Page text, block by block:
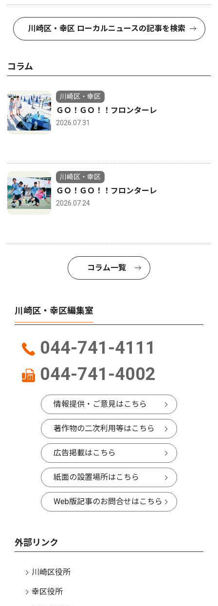
川崎区・幸区 ローカルニュースの記事を検索
コラム
川崎区・幸区
ＧＯ！ＧＯ！！フロンターレ
2026.07.31
川崎区・幸区
ＧＯ！ＧＯ！！フロンターレ
2026.07.24
コラム一覧
川崎区・幸区編集室
044-741-4111
044-741-4002
情報提供・ご意見はこちら
著作物の二次利用等はこちら
広告掲載はこちら
紙面の設置場所はこちら
Web版記事のお問合せはこちら
外部リンク
川崎区役所
幸区役所